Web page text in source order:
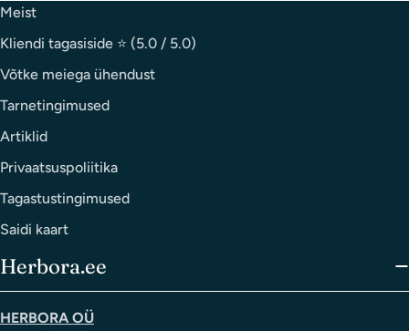
Meist
Kliendi tagasiside ⭐ (5.0 / 5.0)
Võtke meiega ühendust
Tarnetingimused
Artiklid
Privaatsuspoliitika
Tagastustingimused
Saidi kaart
Herbora.ee
HERBORA OÜ